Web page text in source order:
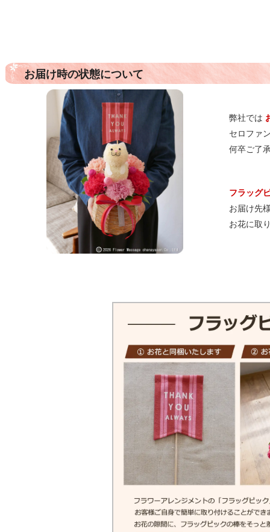
お届け時の状態について
弊社では
セロファ
何卒ご了
フラッグ
お届け先
お花に取